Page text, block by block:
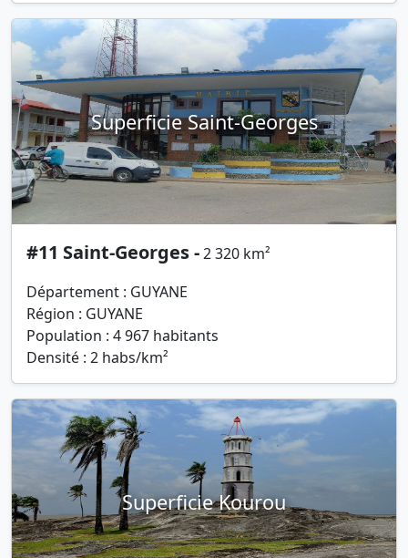
Superficie Saint-Georges
#11 Saint-Georges -2 320 km²
Département : GUYANE
Région : GUYANE
Population : 4 967 habitants
Densité : 2 habs/km²
Superficie Kourou